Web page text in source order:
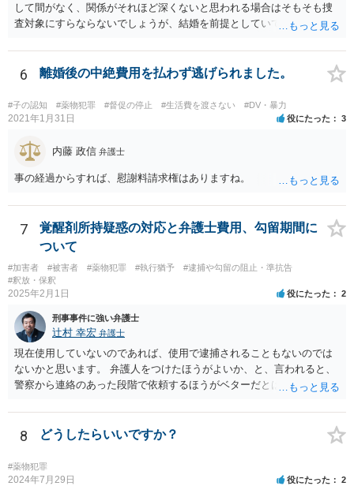
して間がなく、関係がそれほど深くないと思われる場合はそもそも捜
査対象にすらならないでしょうが、結婚を前提としていて、頻繁にLIN
ものがある、という事情が存在する場合、まずは任意での参考人聴取
が行われ、その結果を受けて捜索差押許可状の発布を検討する、とい
う流れになるでしょう。 恋人にあたる方とのやり取り中に薬物の存在
を疑われるやり取りが一切なく、共同所持が疑われる状況にないので
あれば、心配は特に必要ないかと思われます。
6 離婚後の中絶費用を払わず逃げられました。
#子の認知 #薬物犯罪 #督促の停止 #生活費を渡さない #DV・暴力
2021年1月31日 役にたった 3
内藤 政信 弁護士
事の経過からすれば、慰謝料請求権はありますね。
7
覚醒剤所持疑惑の対応と弁護士費用、勾留期間に
ついて
#加害者 #被害者 #薬物犯罪 #執行猶予
#逮捕や勾留の阻止・準抗告
#釈放・保釈
2025年2月1日 役にたった 2
刑事事件に強い弁護士
辻村 幸宏 弁護士
現在使用していないのであれば、使用で逮捕されることもないのでは
ないかと思います。 弁護人をつけたほうがよいか、と、言われると、
警察から連絡のあった段階で依頼するほうがベターだとは思います。
すめします。勾留については、そもそも逮捕されるかどうかもわかり
ませんが、逮捕された場合には基本的には10日処理となるのではない
8 どうしたらいいですか？
#薬物犯罪
2024年7月29日 役にたった 2